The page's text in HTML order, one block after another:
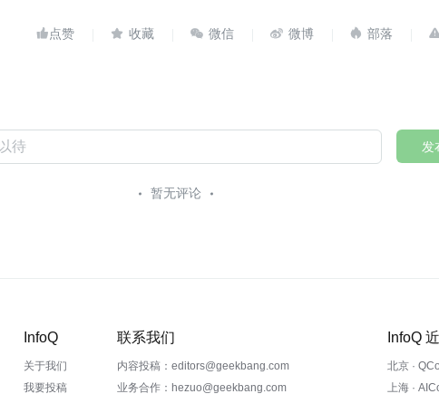
    
发
暂无评论
InfoQ
关于我们
我要投稿
联系我们
内容投稿：editors@geekbang.com
业务合作：hezuo@geekbang.com
InfoQ
北京 ·
上海 ·